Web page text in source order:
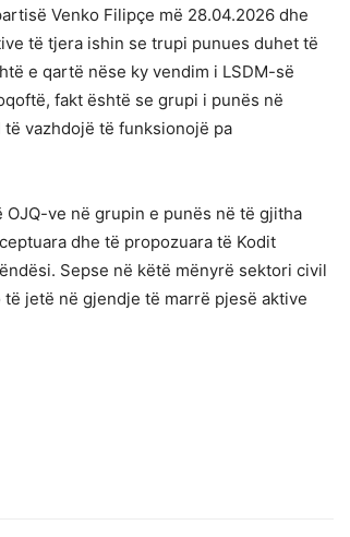
Venko Filipçe më 28.04.2026 dhe
të tjera ishin se trupi punues duhet të
e qartë nëse ky vendim i LSDM-së
fakt është se grupi i punës në
vazhdojë të funksionojë pa
ve në grupin e punës në të gjitha
dhe të propozuara të Kodit
Sepse në këtë mënyrë sektori civil
jetë në gjendje të marrë pjesë aktive